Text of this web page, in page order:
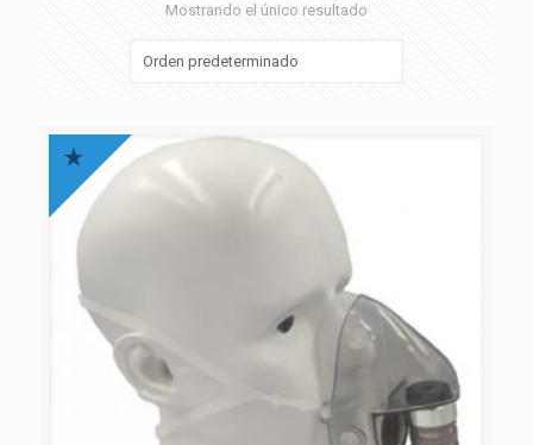
Mostrando el único resultado